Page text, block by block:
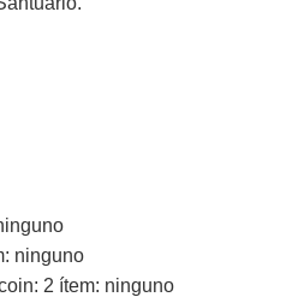
ninguno
2 ítem: ninguno